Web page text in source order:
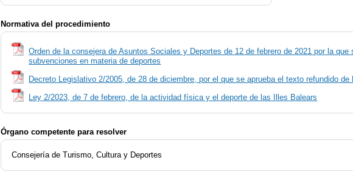
Normativa del procedimiento
Orden de la consejera de Asuntos Sociales y Deportes de 12 de febrero de 2021 por la
subvenciones en materia de deportes
Decreto Legislativo 2/2005, de 28 de diciembre, por el que se aprueba el texto refundido
Ley 2/2023, de 7 de febrero, de la actividad física y el deporte de las Illes Balears
Órgano competente para resolver
Consejería de Turismo, Cultura y Deportes